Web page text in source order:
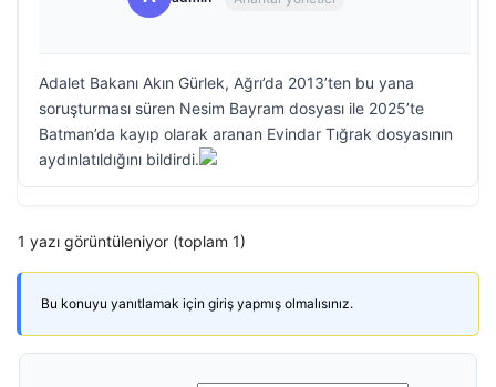
Adalet Bakanı Akın Gürlek, Ağrı’da 2013’ten bu yana
soruşturması süren Nesim Bayram dosyası ile 2025’te
Batman’da kayıp olarak aranan Evindar Tığrak dosyasının
aydınlatıldığını bildirdi.
1 yazı görüntüleniyor (toplam 1)
Bu konuyu yanıtlamak için giriş yapmış olmalısınız.